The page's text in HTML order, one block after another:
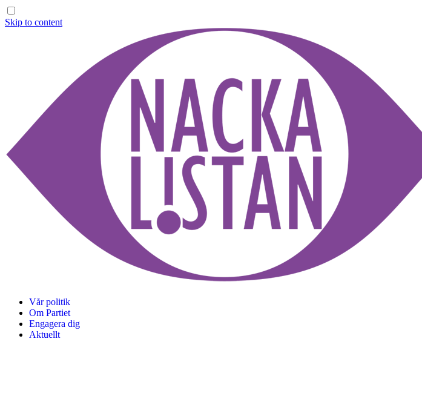
Skip to content
Vår politik
Om Partiet
Engagera dig
Aktuellt